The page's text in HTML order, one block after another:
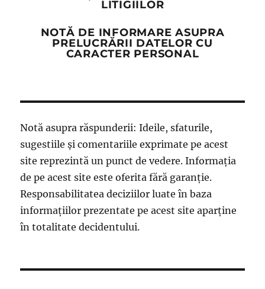
LITIGIILOR
NOTĂ DE INFORMARE ASUPRA
PRELUCRĂRII DATELOR CU
CARACTER PERSONAL
Notă asupra răspunderii: Ideile, sfaturile,
sugestiile și comentariile exprimate pe acest
site reprezintă un punct de vedere. Informația
de pe acest site este oferita fără garanție.
Responsabilitatea deciziilor luate în baza
informațiilor prezentate pe acest site aparține
în totalitate decidentului.